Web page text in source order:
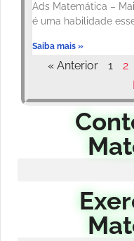
Ads Matemática –
é uma habilidade
Saiba mais »
« Anterior 1 2